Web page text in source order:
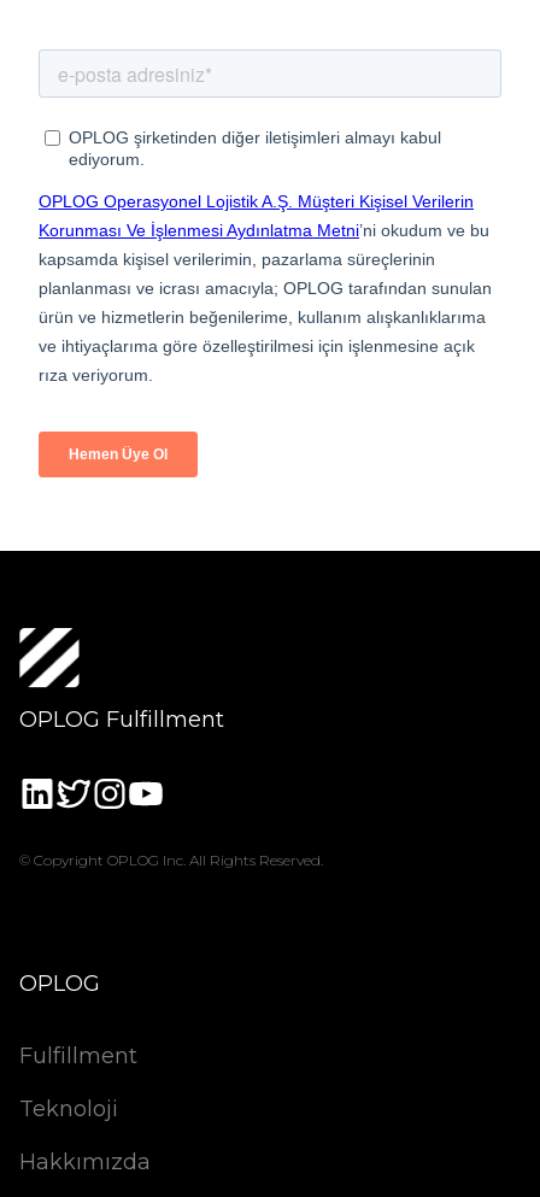
OPLOG Fulfillment
© Copyright OPLOG Inc. All Rights Reserved.
OPLOG
Fulfillment
Teknoloji
Hakkımızda